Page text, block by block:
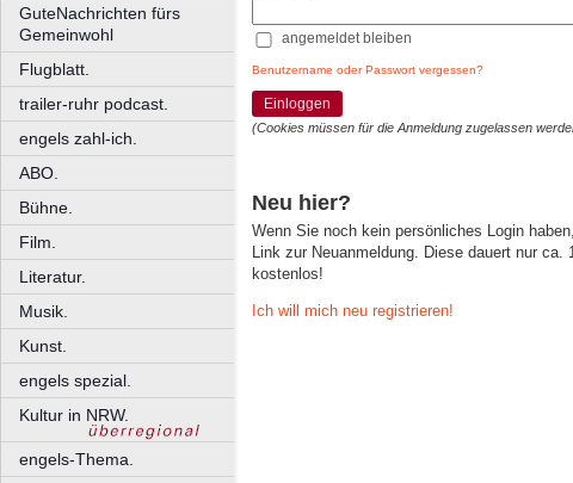
GuteNachrichten fürs
Gemeinwohl
Flugblatt.
trailer-ruhr podcast.
engels zahl-ich.
ABO.
Bühne.
Film.
Literatur.
Musik.
Kunst.
engels spezial.
Kultur in NRW.
engels-Thema.
angemeldet bleiben
Benutzername oder Passwort vergessen?
Einloggen
(Cookies müssen für die Anmeldung zugelassen
Neu hier?
Wenn Sie noch kein persönliches Login
Link zur Neuanmeldung. Diese dauert nur
kostenlos!
Ich will mich neu registrieren!